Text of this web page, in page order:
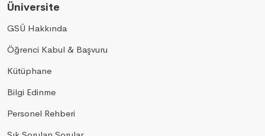
Üniversite
GSÜ Hakkında
Öğrenci Kabul & Başvuru
Kütüphane
Bilgi Edinme
Personel Rehberi